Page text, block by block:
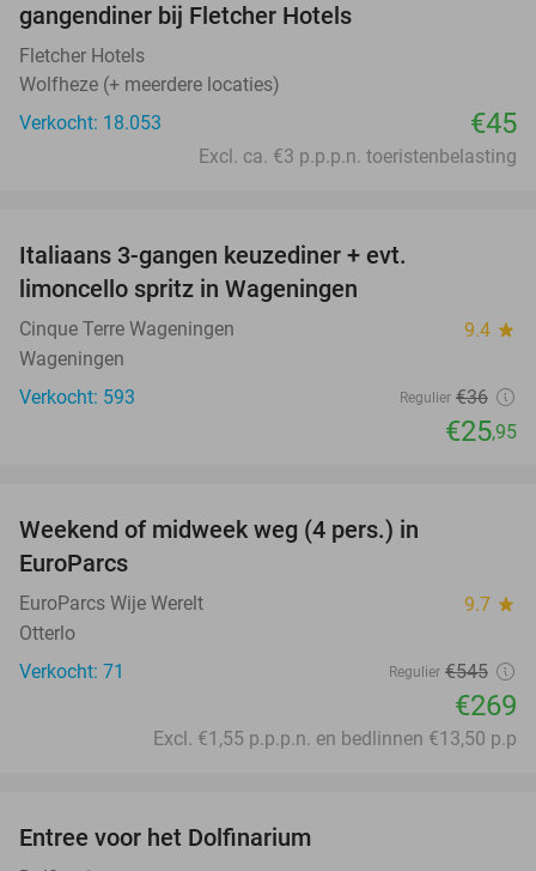
gangendiner bij Fletcher Hotels
Fletcher Hotels
Wolfheze (+ meerdere locaties)
Verkocht: 18.053
€45
Excl. ca. €3 p.p.p.n. toeristenbelasting
Italiaans 3-gangen keuzediner + evt.
limoncello spritz in Wageningen
Cinque Terre Wageningen 9.4 star
Wageningen
Verkocht: 593
Regulier €36
€25,95
Weekend of midweek weg (4 pers.) in
EuroParcs
EuroParcs Wije Werelt 9.7 star
Otterlo
Verkocht: 71
Regulier €545
€269
Excl. €1,55 p.p.p.n. en bedlinnen €13,50 p.p
Entree voor het Dolfinarium